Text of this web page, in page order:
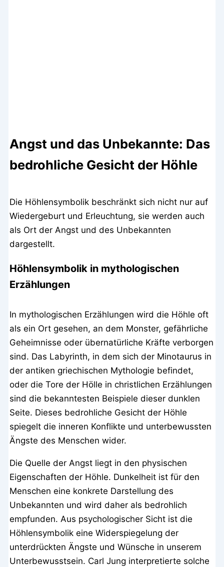
Angst und das Unbekannte: Das
bedrohliche Gesicht der Höhle
Die Höhlensymbolik beschränkt sich nicht nur auf
Wiedergeburt und Erleuchtung, sie werden auch
als Ort der Angst und des Unbekannten
dargestellt.
Höhlensymbolik in mythologischen
Erzählungen
In mythologischen Erzählungen wird die Höhle oft
als ein Ort gesehen, an dem Monster, gefährliche
Geheimnisse oder übernatürliche Kräfte verborgen
sind. Das Labyrinth, in dem sich der Minotaurus in
der antiken griechischen Mythologie befindet,
oder die Tore der Hölle in christlichen Erzählungen
sind die bekanntesten Beispiele dieser dunklen
Seite. Dieses bedrohliche Gesicht der Höhle
spiegelt die inneren Konflikte und unterbewussten
Ängste des Menschen wider.
Die Quelle der Angst liegt in den physischen
Eigenschaften der Höhle. Dunkelheit ist für den
Menschen eine konkrete Darstellung des
Unbekannten und wird daher als bedrohlich
empfunden. Aus psychologischer Sicht ist die
Höhlensymbolik eine Widerspiegelung der
unterdrückten Ängste und Wünsche in unserem
Unterbewusstsein. Carl Jung interpretierte solche